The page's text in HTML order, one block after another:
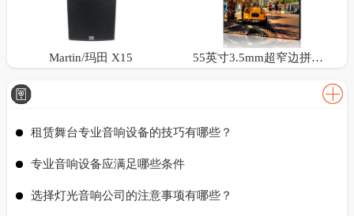
Martin/玛田 X15 55英寸3.5mm超窄边拼接屏
租赁舞台专业音响设备的技巧有哪些？
专业音响设备应满足哪些条件
选择灯光音响公司的注意事项有哪些？